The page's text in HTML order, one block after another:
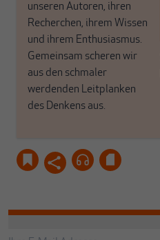
unseren Autoren, ihren
Recherchen, ihrem Wissen
und ihrem Enthusiasmus.
Gemeinsam scheren wir
aus den schmaler
werdenden Leitplanken
des Denkens aus.